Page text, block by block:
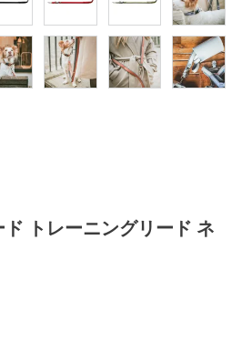
トレーニングリード ネ